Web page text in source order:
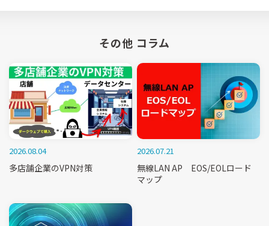
その他 コラム
2026.08.04
多店舗企業のVPN対策
2026.07.21
無線LAN AP EOS/EOLロード
マップ